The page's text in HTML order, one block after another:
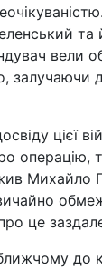
та
вели
цієї
операцію,
Михайло
це
до